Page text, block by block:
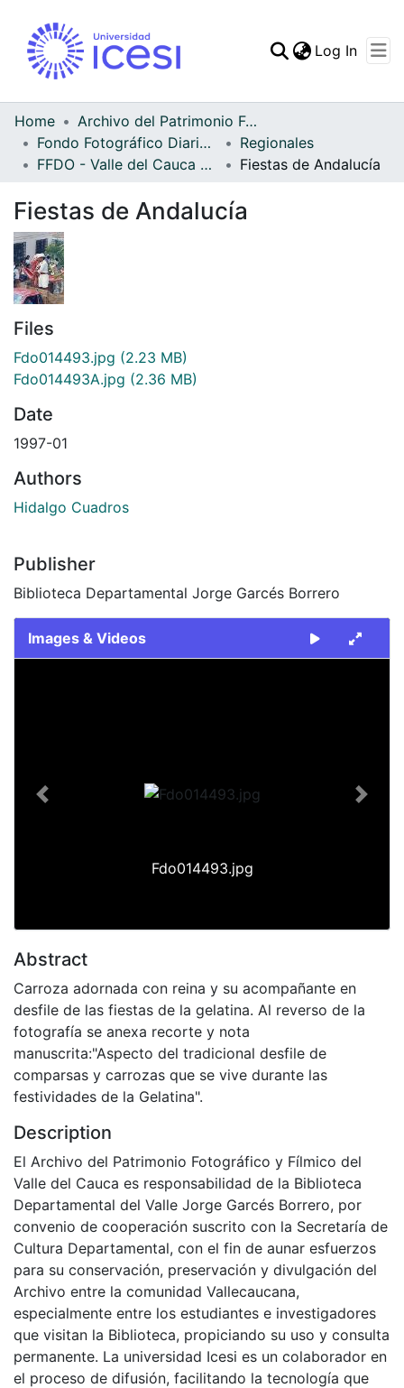
Statistics
Log In
Home
Archivo del Patrimonio Fotográfico y Fílmico del Valle del Cauca
Fondo Fotográfico Diario Occidente
Regionales
FFDO - Valle del Cauca - Patrimonial
Fiestas de Andalucía
Fiestas de Andalucía
Files
Fdo014493.jpg (2.23 MB)
Fdo014493A.jpg (2.36 MB)
Date
1997-01
Authors
Hidalgo Cuadros
Publisher
Biblioteca Departamental Jorge Garcés Borrero
Images & Videos
Fdo014493.jpg
Previous Next
Abstract
Carroza adornada con reina y su acompañante en
desfile de las fiestas de la gelatina. Al reverso de la
fotografía se anexa recorte y nota
manuscrita:"Aspecto del tradicional desfile de
comparsas y carrozas que se vive durante las
festividades de la Gelatina".
Description
El Archivo del Patrimonio Fotográfico y Fílmico del
Valle del Cauca es responsabilidad de la Biblioteca
Departamental del Valle Jorge Garcés Borrero, por
convenio de cooperación suscrito con la Secretaría de
Cultura Departamental, con el fin de aunar esfuerzos
para su conservación, preservación y divulgación del
Archivo entre la comunidad Vallecaucana,
especialmente entre los estudiantes e investigadores
que visitan la Biblioteca, propiciando su uso y consulta
permanente. La universidad Icesi es un colaborador en
el proceso de difusión, facilitando la tecnología que